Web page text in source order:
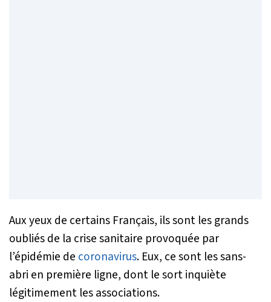
Aux yeux de certains Français, ils sont les grands
oubliés de la crise sanitaire provoquée par
l’épidémie de coronavirus. Eux, ce sont les sans-
abri en première ligne, dont le sort inquiète
légitimement les associations.